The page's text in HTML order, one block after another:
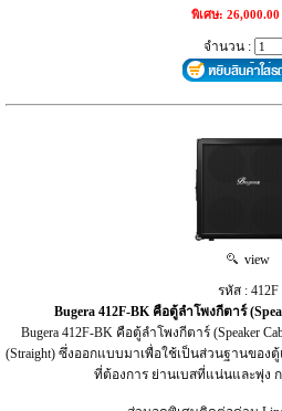
พิเศษ:
จำนวน :
view
รหัส : 412F
Bugera 412F-BK คือตู้ลำโพงกีตาร์
Bugera 412F-BK คือตู้ลำโพงกีตาร์ (Speaker
(Straight) ซึ่งออกแบบมาเพื่อใช้เป็นส่วนฐานของ
ที่ต้องการ ย่านเบสที่แน่นและพุ่ง